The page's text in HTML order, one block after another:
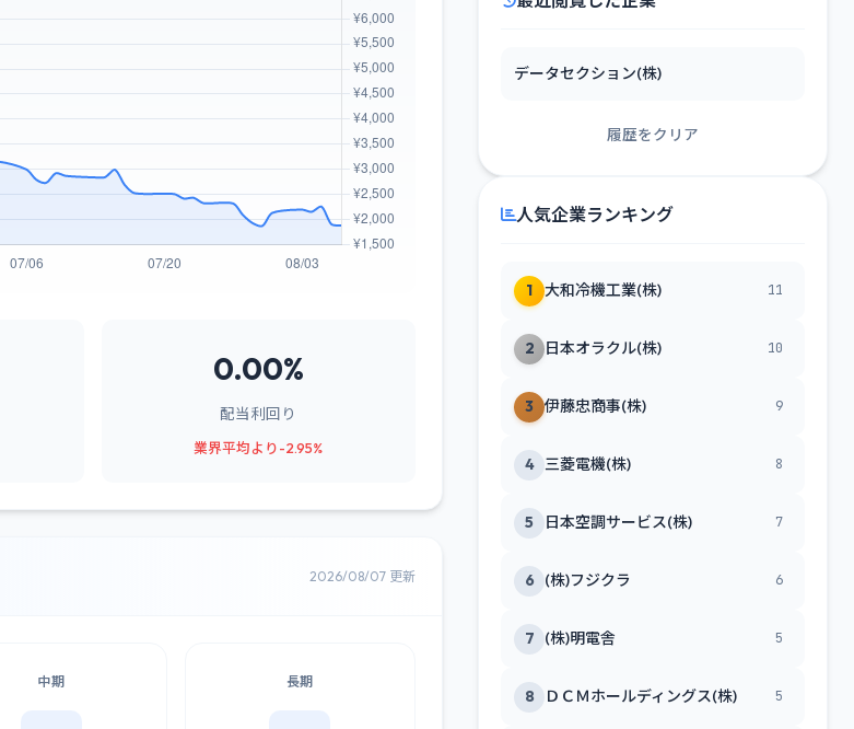
0.00%
配当利回り
業界平均より-2.95%
2026/08/07 更新
中期 長期
データセクション(株)
履歴をクリア
人気企業ランキング
1 大和冷機工業(株) 11
2 日本オラクル(株) 10
3 伊藤忠商事(株) 9
4 三菱電機(株) 8
5 日本空調サービス(株) 7
6 (株)フジクラ 6
7 (株)明電舎 5
8 ＤＣＭホールディングス(株) 5